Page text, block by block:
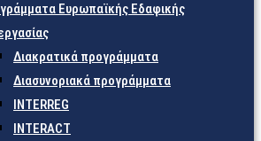
Ευρωπαϊκής Εδαφικής
Διακρατικά προγράμματα
Διασυνοριακά προγράμματα
INTERREG
INTERACT